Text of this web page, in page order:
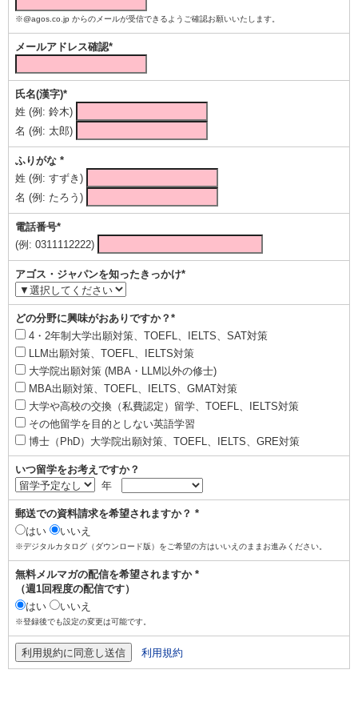
※@agos.co.jp からのメールが受信できるようご確認お願いいたします。
メールアドレス確認*
氏名(漢字)*
姓 (例: 鈴木)
名 (例: 太郎)
ふりがな *
姓 (例: すずき)
名 (例: たろう)
電話番号*
(例: 0311112222)
アゴス・ジャパンを知ったきっかけ*
どの分野に興味がおありですか？*
4・2年制大学出願対策、TOEFL、IELTS、SAT対策
LLM出願対策、TOEFL、IELTS対策
大学院出願対策 (MBA・LLM以外の修士)
MBA出願対策、TOEFL、IELTS、GMAT対策
大学や高校の交換（私費認定）留学、TOEFL、IELTS対策
その他留学を目的としない英語学習
博士（PhD）大学院出願対策、TOEFL、IELTS、GRE対策
いつ留学をお考えですか？
年
郵送での資料請求を希望されますか？ *
はい
いいえ
※デジタルカタログ（ダウンロード版）をご希望の方はいいえのままお進みください。
無料メルマガの配信を希望されますか *
（週1回程度の配信です）
はい
いいえ
※登録後でも設定の変更は可能です。
利用規約